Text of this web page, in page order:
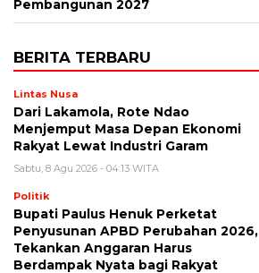
Pembangunan 2027
BERITA TERBARU
Lintas Nusa
Dari Lakamola, Rote Ndao
Menjemput Masa Depan Ekonomi
Rakyat Lewat Industri Garam
Sabtu, 8 Agu 2026 - 04:13 WITA
Politik
Bupati Paulus Henuk Perketat
Penyusunan APBD Perubahan 2026,
Tekankan Anggaran Harus
Berdampak Nyata bagi Rakyat